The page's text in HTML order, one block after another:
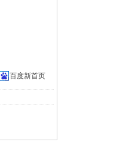
百度新首页